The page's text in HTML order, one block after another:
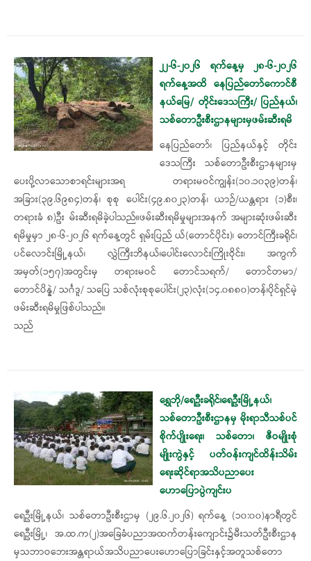
၂၂-၆-၂၀၂၆ ရက်နေ့မှ ၂၈-၆-၂၀၂၆
ရက်နေ့အထိ နေပြည်တော်ကောင်စီ
နယ်မြေ/ တိုင်းဒေသကြီး/ ပြည်နယ်၊
သစ်တောဦးစီးဌာနများမှဖမ်းဆီးရမိ
နေပြည်တော်၊ ပြည်နယ်နှင့် တိုင်း
ဒေသကြီး သစ်တောဦးစီးဌာနများမှ
ပေးပို့လာသောစာရင်းများအရ တရားမဝင်ကျွန်း(၁၀.၁၀၃၉)တန်၊
အခြား(၃၉.၆၉၈၄)တန်၊ စုစု ပေါင်း(၄၉.၈၀၂၃)တန်၊ ယာဉ်/ယန္တရား (၁)စီး၊
တရားခံ ၈)ဦး မ်းဆီးရမိခဲ့ပါသည်။ဖမ်းဆီးရမိမှုများအနက် အများဆုံးဖမ်းဆီး
ရမိမှုမှာ ၂၈-၆-၂၀၂၆ ရက်နေ့တွင် ရှမ်းပြည် ယ်(တောင်ပိုင်း)၊ တောင်ကြီးခရိုင်၊
ပင်လောင်းမြို့နယ်၊ လွှဲကြီးဘိနယ်၊ပေါင်းလောင်းကြိုးဝိုင်း၊ အကွက်
အမှတ်(၁၅၇)အတွင်းမှ တရားမဝင် တောင်သရက်/ တောင်တမာ/
တောင်ပိန္နဲ/ သင်္ဂဒူ/ သပြေ သစ်လုံးစုစုပေါင်း(၂၃)လုံး(၁၄.၀၈၈၀)တန်၊ပိုင်ရှင်မဲ့
ဖမ်းဆီးရမိမှုဖြစ်ပါသည်။
သည်
ရွှေဘို/ရေဦးခရိုင်၊ရေဦးမြို့နယ်၊
သစ်တောဦးစီးဌာနမှ မိုးရာသီသစ်ပင်
စိုက်ပျိုးရေး၊ သစ်တော၊ ဇီဝမျိုးစုံ
မျိုးကွဲနှင့် ပတ်ဝန်းကျင်ထိန်းသိမ်း
ရေးဆိုင်ရာအသိပညာပေး
ဟောပြောပွဲကျင်းပ
ရေဦးမြို့နယ်၊ သစ်တောဦးစီးဌာမှ (၂၉.၆.၂၀၂၆) ရက်နေ့ (၁၀:၀၀)နာရီတွင်
ရေဦးမြို့၊ အ.ထ.က(၂)အခြေခံပညာအထက်တန်းကျောင်း၌မီးသတ်ဦးစီးဌာန
မှသဘာဝဘေးအန္တရာယ်အသိပညာပေးဟောပြောခြင်းနှင့်အတူသစ်တော